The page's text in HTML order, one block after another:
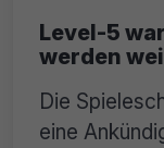
Level-5
werden
Die
eine